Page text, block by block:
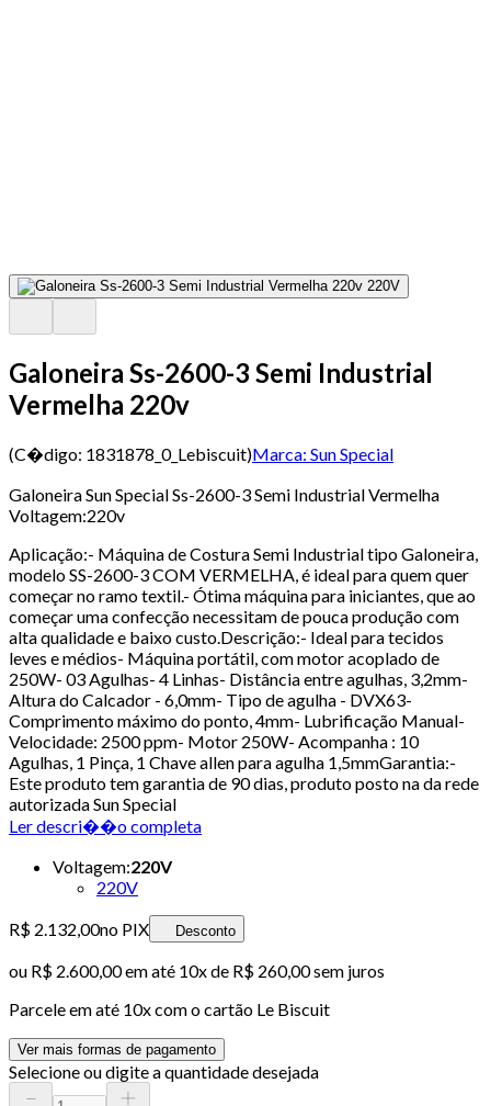
Galoneira Ss-2600-3 Semi Industrial
Vermelha 220v
(C�digo: 1831878_0_Lebiscuit)Marca: Sun Special
Galoneira Sun Special Ss-2600-3 Semi Industrial Vermelha
Voltagem:220v
Aplicação:- Máquina de Costura Semi Industrial tipo Galoneira,
modelo SS-2600-3 COM VERMELHA, é ideal para quem quer
começar no ramo textil.- Ótima máquina para iniciantes, que ao
começar uma confecção necessitam de pouca produção com
alta qualidade e baixo custo.Descrição:- Ideal para tecidos
leves e médios- Máquina portátil, com motor acoplado de
250W- 03 Agulhas- 4 Linhas- Distância entre agulhas, 3,2mm-
Altura do Calcador - 6,0mm- Tipo de agulha - DVX63-
Comprimento máximo do ponto, 4mm- Lubrificação Manual-
Velocidade: 2500 ppm- Motor 250W- Acompanha : 10
Agulhas, 1 Pinça, 1 Chave allen para agulha 1,5mmGarantia:-
Este produto tem garantia de 90 dias, produto posto na da rede
autorizada Sun Special
Ler descri��o completa
Voltagem:220V
220V
R$ 2.132,00no PIX Desconto
ou R$ 2.600,00em até 10x de R$ 260,00 sem juros
Parcele em até 10x com o cartão Le Biscuit
Ver mais formas de pagamento
Selecione ou digite a quantidade desejada